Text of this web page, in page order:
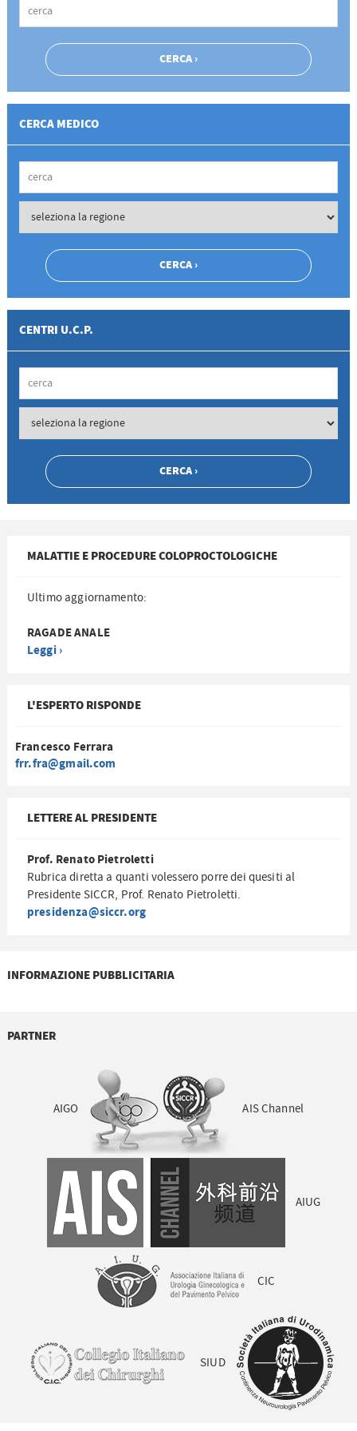
CERCA MEDICO
CENTRI U.C.P.
MALATTIE E PROCEDURE COLOPROCTOLOGICHE
Ultimo aggiornamento:
RAGADE ANALE
Leggi ›
L'ESPERTO RISPONDE
Francesco Ferrara
frr.fra@gmail.com
LETTERE AL PRESIDENTE
Prof. Renato Pietroletti
Rubrica diretta a quanti volessero porre dei quesiti al
Presidente SICCR, Prof. Renato Pietroletti.
presidenza@siccr.org
INFORMAZIONE PUBBLICITARIA
PARTNER
AIGO AIS Channel
AIUG
CIC
SIUD